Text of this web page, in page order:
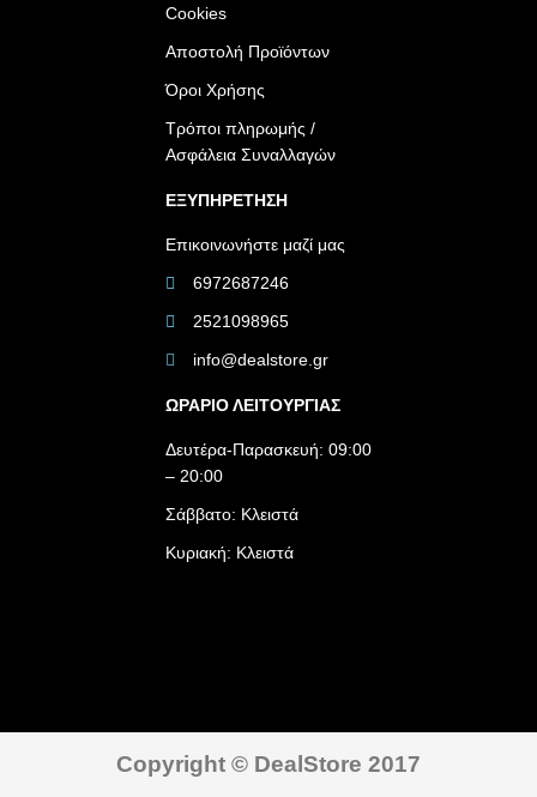
Cookies
Αποστολή Προϊόντων
Όροι Χρήσης
Τρόποι πληρωμής /
Ασφάλεια Συναλλαγών
ΕΞΥΠΗΡΕΤΗΣΗ
Επικοινωνήστε μαζί μας
6972687246
2521098965
info@dealstore.gr
ΩΡΑΡΙΟ ΛΕΙΤΟΥΡΓΙΑΣ​
Δευτέρα-Παρασκευή: 09:00
– 20:00
Σάββατο: Κλειστά
Κυριακή: Κλειστά
Copyright © DealStore 2017